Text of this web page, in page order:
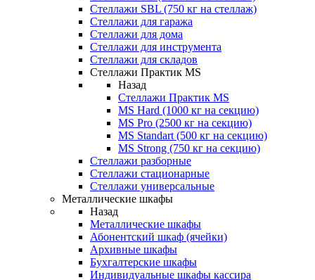
Стеллажи SBL (750 кг на стеллаж)
Стеллажи для гаража
Стеллажи для дома
Стеллажи для инструмента
Стеллажи для складов
Стеллажи Практик MS
Назад
Стеллажи Практик MS
MS Hard (1000 кг на секцию)
MS Pro (2500 кг на секцию)
MS Standart (500 кг на секцию)
MS Strong (750 кг на секцию)
Стеллажи разборные
Стеллажи стационарные
Стеллажи универсальные
Металлические шкафы
Назад
Металлические шкафы
Абонентский шкаф (ячейки)
Архивные шкафы
Бухгалтерские шкафы
Индивидуальные шкафы кассира